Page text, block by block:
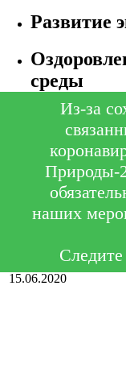
Развитие
среды
Из-за
Природы-
наших
15.06.2020